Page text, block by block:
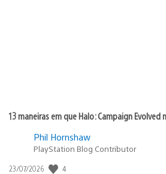
13 maneiras em que Halo: Campaign Evolved
Phil Hornshaw
PlayStation Blog Contributor
Data
23/07/2026 4